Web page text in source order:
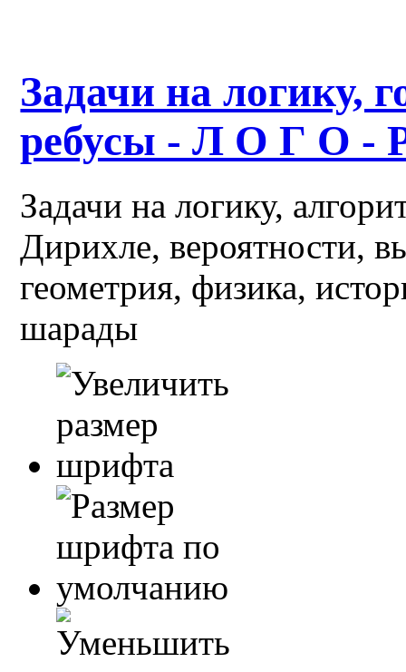
Задачи на логику,
ребусы - Л О Г О -
Задачи на логику,
Дирихле, вероятности,
геометрия, физика,
шарады